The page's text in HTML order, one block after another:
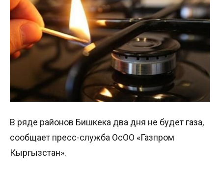
В ряде районов Бишкека два дня не будет газа,
сообщает пресс-служба ОсОО «Газпром
Кыргызстан».